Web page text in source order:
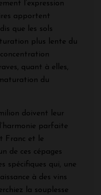
l’expression
apportent
que les sols
plus lente du
quant à elles,
du
doivent leur
parfaite
Franc et le
de ces cépages
spécifiques qui, une
à des vins
la souplesse